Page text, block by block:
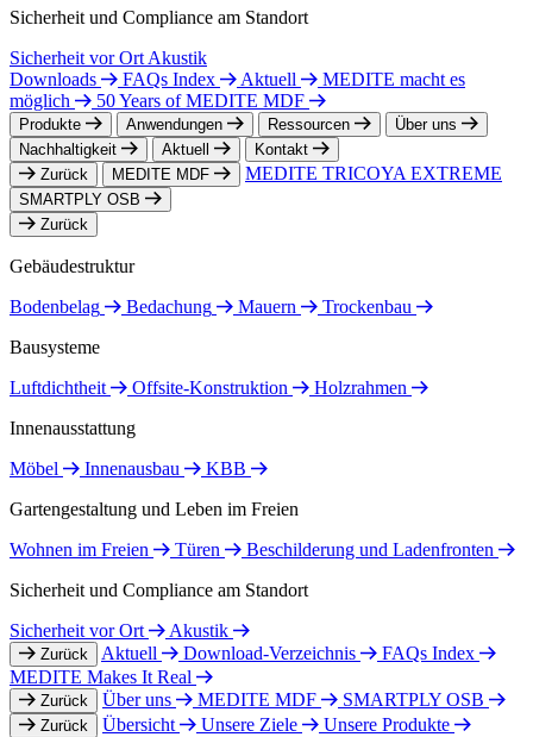
Sicherheit und Compliance am Standort
Sicherheit vor Ort Akustik
Downloads
FAQs Index Aktuell
MEDITE macht es
möglich
50 Years of MEDITE MDF
Produkte Anwendungen Ressourcen
Über uns
Nachhaltigkeit
Aktuell
Kontakt
Zurück
MEDITE MDF MEDITE TRICOYA EXTREME
SMARTPLY OSB
Zurück
Gebäudestruktur
Bodenbelag
Bedachung Mauern
Trockenbau
Bausysteme
Luftdichtheit
Offsite-Konstruktion
Holzrahmen
Innenausstattung
Möbel
Innenausbau
KBB
Gartengestaltung und Leben im Freien
Wohnen im Freien
Türen
Beschilderung und Ladenfronten
Sicherheit und Compliance am Standort
Sicherheit vor Ort
Akustik
Zurück Aktuell Download-Verzeichnis
FAQs Index
MEDITE Makes It Real
Zurück Über uns MEDITE MDF SMARTPLY OSB
Zurück Übersicht Unsere Ziele
Unsere Produkte